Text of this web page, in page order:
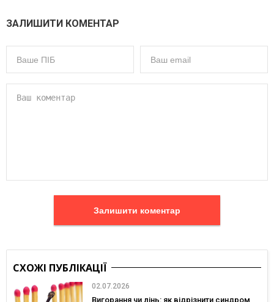
ЗАЛИШИТИ КОМЕНТАР
Залишити коментар
СХОЖІ ПУБЛІКАЦІЇ
02.07.2026
Вигорання чи лінь: як відрізнити синдром